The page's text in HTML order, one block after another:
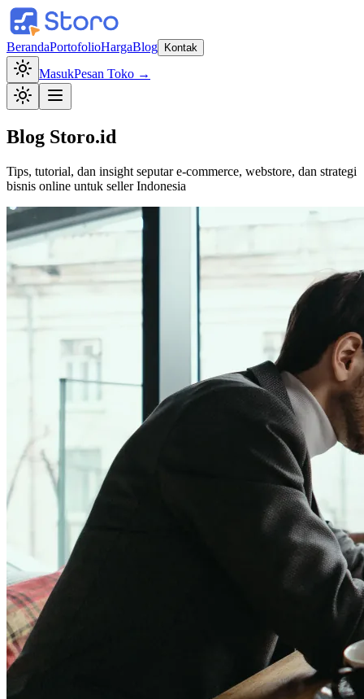
BerandaPortofolioHargaBlog Kontak
MasukPesan Toko →
Blog Storo.id
Tips, tutorial, dan insight seputar e-commerce, webstore, dan strategi
bisnis online untuk seller Indonesia